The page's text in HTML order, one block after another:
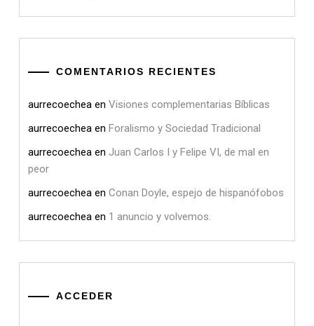
COMENTARIOS RECIENTES
aurrecoechea en Visiones complementarias Bíblicas
aurrecoechea en Foralismo y Sociedad Tradicional
aurrecoechea en Juan Carlos I y Felipe VI, de mal en
peor
aurrecoechea en Conan Doyle, espejo de hispanófobos
aurrecoechea en 1 anuncio y volvemos.
ACCEDER